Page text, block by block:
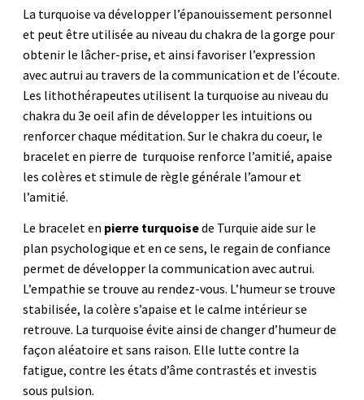
La turquoise va développer l’épanouissement personnel
et peut être utilisée au niveau du chakra de la gorge pour
obtenir le lâcher-prise, et ainsi favoriser l’expression
avec autrui au travers de la communication et de l’écoute.
Les lithothérapeutes utilisent la turquoise au niveau du
chakra du 3e oeil afin de développer les intuitions ou
renforcer chaque méditation. Sur le chakra du coeur, le
bracelet en pierre de turquoise renforce l’amitié, apaise
les colères et stimule de règle générale l’amour et
l’amitié.
Le bracelet en pierre turquoisede Turquie aide sur le
plan psychologique et en ce sens, le regain de confiance
permet de développer la communication avec autrui.
L’empathie se trouve au rendez-vous. L’humeur se trouve
stabilisée, la colère s’apaise et le calme intérieur se
retrouve. La turquoise évite ainsi de changer d’humeur de
façon aléatoire et sans raison. Elle lutte contre la
fatigue, contre les états d’âme contrastés et investis
sous pulsion.